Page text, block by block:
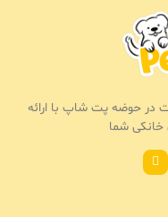
در حوضه پت شاپ با ارائه
شما